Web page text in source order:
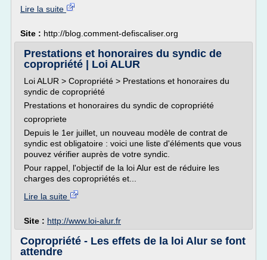
Lire la suite
Site : http://blog.comment-defiscaliser.org
Prestations et honoraires du syndic de
copropriété | Loi ALUR
Loi ALUR > Copropriété > Prestations et honoraires du
syndic de copropriété
Prestations et honoraires du syndic de copropriété
copropriete
Depuis le 1er juillet, un nouveau modèle de contrat de
syndic est obligatoire : voici une liste d'éléments que vous
pouvez vérifier auprès de votre syndic.
Pour rappel, l'objectif de la loi Alur est de réduire les
charges des copropriétés et...
Lire la suite
Site : http://www.loi-alur.fr
Copropriété - Les effets de la loi Alur se font
attendre